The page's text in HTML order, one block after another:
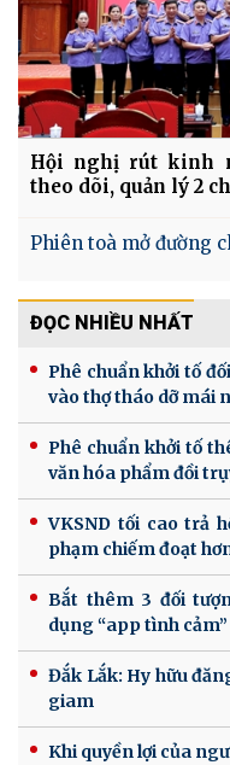
Hội nghị rút kinh
theo dõi, quản lý 2
Phiên toà mở đường
ĐỌC NHIỀU NHẤT
Phê chuẩn khởi tố
vào thợ tháo dỡ mái
Phê chuẩn khởi tố
văn hóa phẩm đồi
VKSND tối cao trả
phạm chiếm đoạt
Bắt thêm 3 đối
dụng “app tình
Đắk Lắk: Hy hữu
giam
Khi quyền lợi của